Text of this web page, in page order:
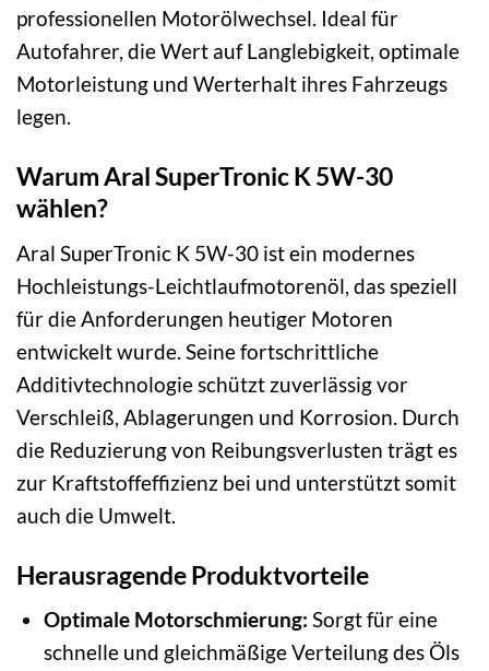
professionellen Motorölwechsel. Ideal für
Autofahrer, die Wert auf Langlebigkeit, optimale
Motorleistung und Werterhalt ihres Fahrzeugs
legen.
Warum Aral SuperTronic K 5W-30
wählen?
Aral SuperTronic K 5W-30 ist ein modernes
Hochleistungs-Leichtlaufmotorenöl, das speziell
für die Anforderungen heutiger Motoren
entwickelt wurde. Seine fortschrittliche
Additivtechnologie schützt zuverlässig vor
Verschleiß, Ablagerungen und Korrosion. Durch
die Reduzierung von Reibungsverlusten trägt es
zur Kraftstoffeffizienz bei und unterstützt somit
auch die Umwelt.
Herausragende Produktvorteile
Optimale Motorschmierung: Sorgt für eine
schnelle und gleichmäßige Verteilung des Öls